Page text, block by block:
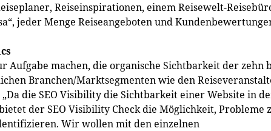
Reiseinspirationen, einem Reisewelt-
jeder Menge Reiseangeboten und
Aufgabe machen, die organische Sichtbarkeit der zehn
Branchen/Marktsegmenten wie den
die SEO Visibility die Sichtbarkeit einer Website in
der SEO Visibility Check die Möglichkeit, Probleme
Wir wollen mit den einzelnen